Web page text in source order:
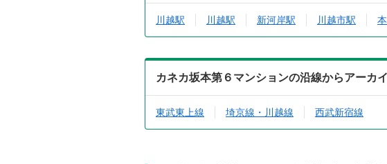
川越駅 川越駅 新河岸駅 川越市駅
カネカ坂本第６マンションの沿線からアーカ
東武東上線 埼京線・川越線 西武新宿線